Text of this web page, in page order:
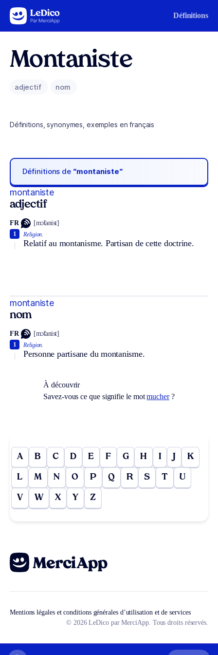
Aller au contenu Définitions
Montaniste
adjectif nom
Définitions, synonymes, exemples en français
Définitions de “montaniste“
montaniste
adjectif
FR [mɔ̃tanist]
Religion.
Relatif au montanisme. Partisan de cette doctrine.
1
montaniste
nom
FR [mɔ̃tanist]
Religion.
Personne partisane du montanisme.
1
À découvrir
Savez-vous ce que signifie le motmucher?
A B C D E F G H I J K
L M N O P Q R S T U
V W X Y Z
Mentions légales et conditions générales d’utilisation et de services
© 2026 LeDico par MerciApp. Tous droits réservés.